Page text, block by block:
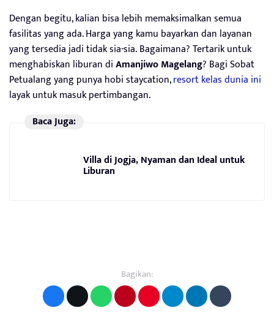
Dengan begitu, kalian bisa lebih memaksimalkan semua
fasilitas yang ada. Harga yang kamu bayarkan dan layanan
yang tersedia jadi tidak sia-sia. Bagaimana? Tertarik untuk
menghabiskan liburan diAmanjiwo Magelang? Bagi Sobat
Petualang yang punya hobi staycation,resort kelas dunia ini
layak untuk masuk pertimbangan.
Baca Juga:
Villa di Jogja, Nyaman dan Ideal untuk
Liburan
Bagikan: